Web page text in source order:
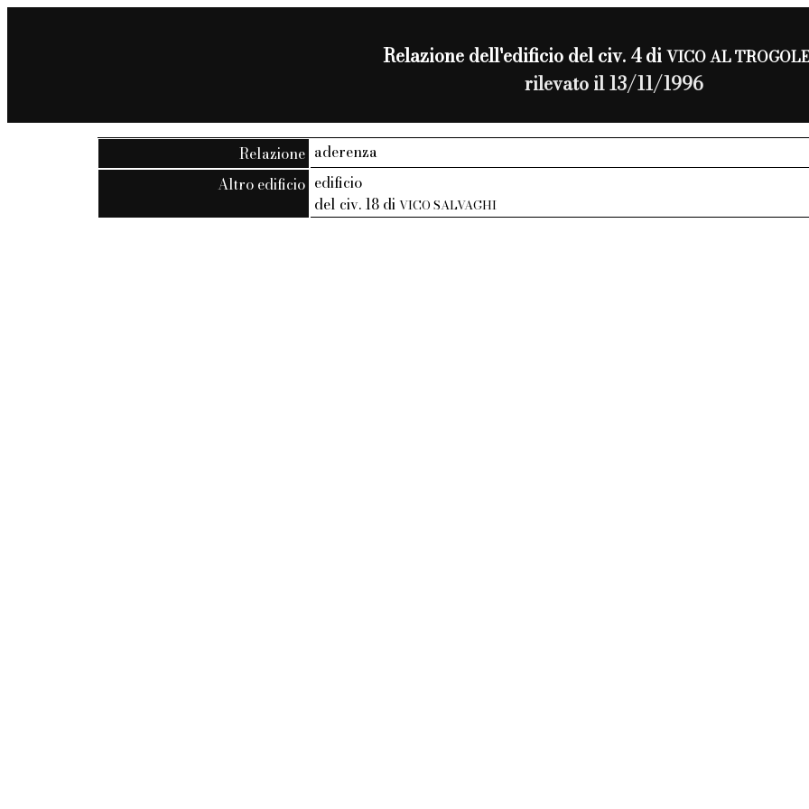
Relazione dell'edificio del civ. 4 diVICO AL
rilevato il 13/11/1996
Relazione aderenza
Altro edificio edificio
del civ. 18 diVICO SALVAGHI